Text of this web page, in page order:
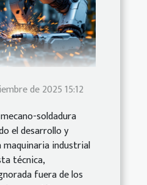
de 2025 15:12
soldadura
el desarrollo y
maquinaria industrial
técnica,
fuera de los